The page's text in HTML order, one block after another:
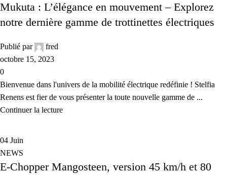
Mukuta : L’élégance en mouvement – Explorez
notre dernière gamme de trottinettes électriques
Publié par
fred
octobre 15, 2023
0
Bienvenue dans l'univers de la mobilité électrique redéfinie ! Stelfia
Renens est fier de vous présenter la toute nouvelle gamme de ...
Continuer la lecture
04 Juin
NEWS
E-Chopper Mangosteen, version 45 km/h et 80